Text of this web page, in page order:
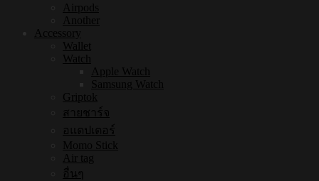
Airpods
Another
Accessory
Wallet
Watch
Apple Watch
Samsung Watch
Griptok
สายชาร์จ
อแดปเตอร์
Momo Stick
Air tag
อื่นๆ